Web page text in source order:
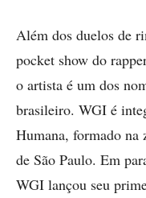
Além dos duelos de
pocket show do
o artista é um dos
brasileiro. WGI é
Humana, formado na
de São Paulo. Em
WGI lançou seu